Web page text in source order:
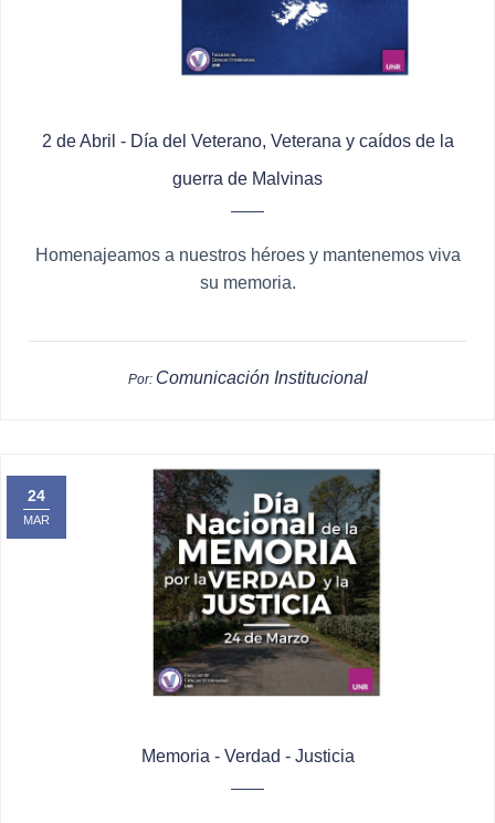
2 de Abril - Día del Veterano, Veterana y caídos de la
guerra de Malvinas
Homenajeamos a nuestros héroes y mantenemos viva
su memoria.
Por: Comunicación Institucional
24
MAR
Memoria - Verdad - Justicia